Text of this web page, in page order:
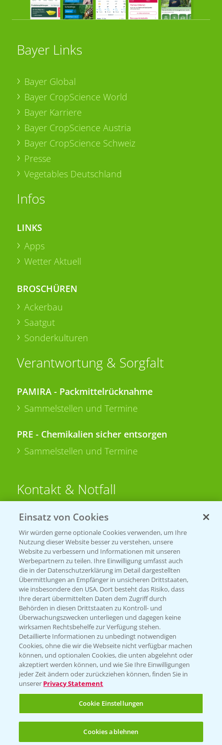
Bayer Links
Bayer Global
Bayer CropScience World
Bayer Karriere
Bayer CropScience Austria
Bayer CropScience Schweiz
Presse
Vegetables Deutschland
Infos
LINKS
Apps
Wetter Aktuell
BROSCHÜREN
Ackerbau
Saatgut
Sonderkulturen
Verantwortung & Sorgfalt
PAMIRA - Packmittelrücknahme
Sammelstellen und Termine
PRE - Chemikalien sicher entsorgen
Sammelstellen und Termine
Kontakt & Notfall
Beratung auf WhatsApp
T.+49 (0)174 346 564 1
KONTAKT
Hilfe in Notfällen
T.+49 (0)214/30-20220
Folgen Sie uns
Einsatz von Cookies
Wir würden gerne optionale Cookies verwenden, um Ihre
Nutzung dieser Website besser zu verstehen, unsere
Website zu verbessern und Informationen mit unseren
Werbepartnern zu teilen. Ihre Einwilligung umfasst auch
die in der Datenschutzerklärung im Detail dargestellten
Übermittlungen an Empfänger in unsicheren Drittstaaten,
wie insbesondere den USA. Dort besteht das Risiko, dass
Ihre derart übermittelten Daten dem Zugriff durch
Behörden in diesen Drittstaaten zu Kontroll- und
Überwachungszwecken unterliegen und dagegen keine
wirksamen Rechtsbehelfe zur Verfügung stehen.
Detaillierte Informationen zu unbedingt notwendigen
Cookies, ohne die wir die Webseite nicht verfügbar machen
können, und optionalen Cookies, die unten abgelehnt oder
akzeptiert werden können, und wie Sie Ihre Einwilligungen
jeder Zeit ändern oder zurückziehen können, finden Sie in
unserer Privacy Statement
Cookie Einstellungen
Cookies ablehnen